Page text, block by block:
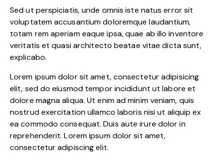
Sed ut perspiciatis, unde omnis iste natus error sit
voluptatem accusantium doloremque laudantium,
totam rem aperiam eaque ipsa, quae ab illo inventore
veritatis et quasi architecto beatae vitae dicta sunt,
explicabo.
Lorem ipsum dolor sit amet, consectetur adipisicing
elit, sed do eiusmod tempor incididunt ut labore et
dolore magna aliqua. Ut enim ad minim veniam, quis
nostrud exercitation ullamco laboris nisi ut aliquip ex
ea commodo consequat. Duis aute irure dolor in
reprehenderit. Lorem ipsum dolor sit amet,
consectetur adipiscing elit.